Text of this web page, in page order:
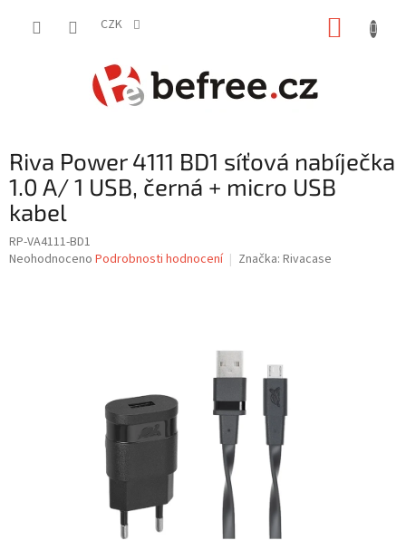
CZK
Riva Power 4111 BD1 síťová nabíječka
1.0 A/ 1 USB, černá + micro USB
kabel
RP-VA4111-BD1
Průměrné
Neohodnoceno Podrobnosti hodnocení Značka: Rivacase